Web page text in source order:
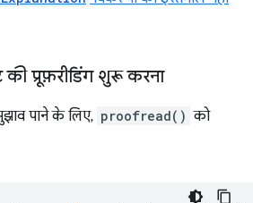
प्रूफ़रीडिंग शुरू करना
पाने के लिए, proofread() को